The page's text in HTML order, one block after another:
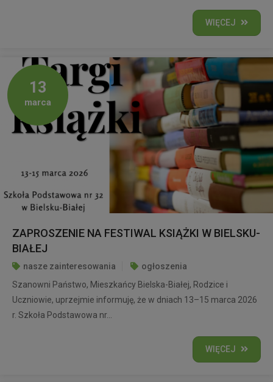
WIĘCEJ
13
marca
ZAPROSZENIE NA FESTIWAL KSIĄŻKI W BIELSKU-
BIAŁEJ
nasze zainteresowania
ogłoszenia
Szanowni Państwo, Mieszkańcy Bielska-Białej, Rodzice i
Uczniowie, uprzejmie informuję, że w dniach 13–15 marca 2026
r. Szkoła Podstawowa nr...
WIĘCEJ